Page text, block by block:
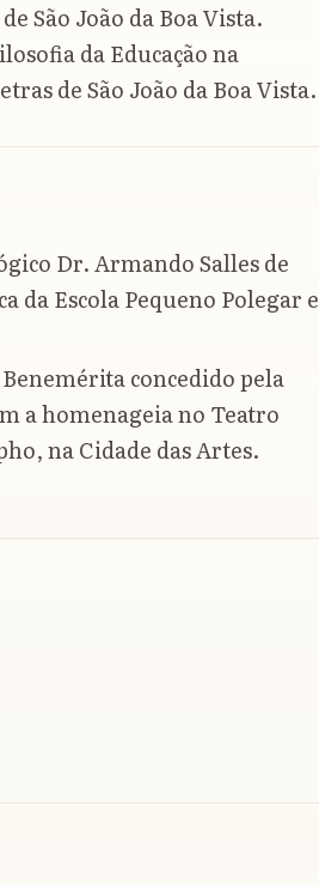
São João da Boa Vista.
da Educação na
de São João da Boa Vista.
Dr. Armando Salles de
da Escola Pequeno Polegar e
concedido pela
a homenageia no Teatro
na Cidade das Artes.